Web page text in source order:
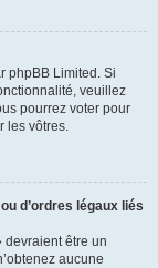
phpBB Limited. Si
veuillez
pourrez voter pour
les vôtres.
d’ordres légaux liés
devraient être un
aucune